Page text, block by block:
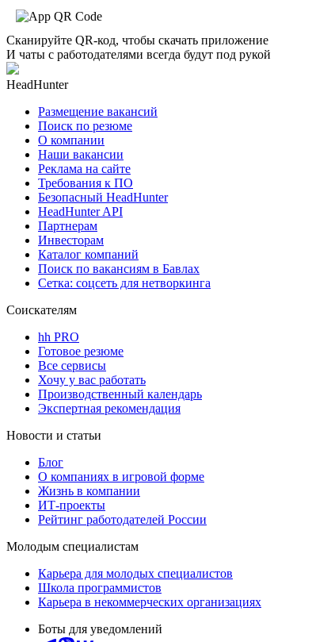
Сканируйте QR-код, чтобы скачать приложение
И чаты с работодателями всегда будут под рукой
HeadHunter
Размещение вакансий
Поиск по резюме
О компании
Наши вакансии
Реклама на сайте
Требования к ПО
Безопасный HeadHunter
HeadHunter API
Партнерам
Инвесторам
Каталог компаний
Поиск по вакансиям в Бавлах
Сетка: соцсеть для нетворкинга
Соискателям
hh PRO
Готовое резюме
Все сервисы
Хочу у вас работать
Производственный календарь
Экспертная рекомендация
Новости и статьи
Блог
О компаниях в игровой форме
Жизнь в компании
ИТ-проекты
Рейтинг работодателей России
Молодым специалистам
Карьера для молодых специалистов
Школа программистов
Карьера в некоммерческих организациях
Боты для уведомлений